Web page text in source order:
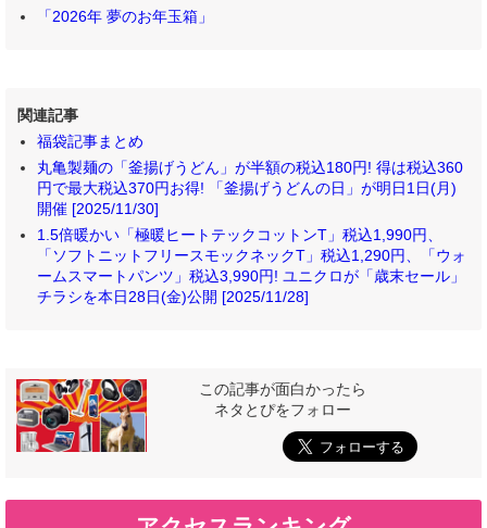
「2026年 夢のお年玉箱」
関連記事
福袋記事まとめ
丸亀製麺の「釜揚げうどん」が半額の税込180円! 得は税込360
円で最大税込370円お得! 「釜揚げうどんの日」が明日1日(月)
開催 [2025/11/30]
1.5倍暖かい「極暖ヒートテックコットンT」税込1,990円、
「ソフトニットフリースモックネックT」税込1,290円、「ウォ
ームスマートパンツ」税込3,990円! ユニクロが「歳末セール」
チラシを本日28日(金)公開 [2025/11/28]
この記事が面白かったら
ネタとぴをフォロー